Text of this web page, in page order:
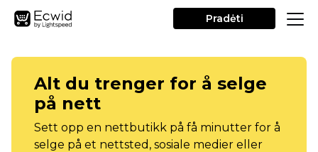
Pradėti
Alt du trenger for å selge
på nett
Sett opp en nettbutikk på få minutter for å
selge på et nettsted, sosiale medier eller